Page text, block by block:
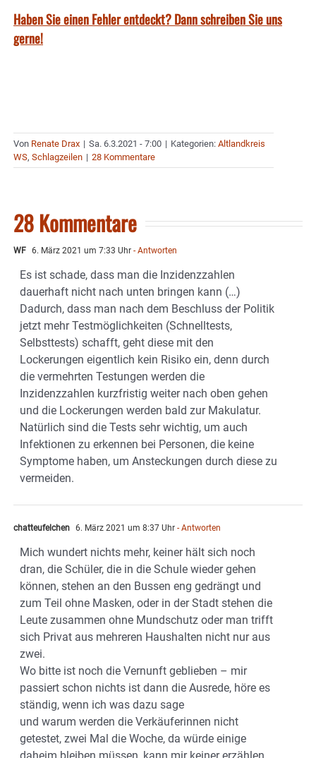
Haben Sie einen Fehler entdeckt? Dann schreiben Sie uns
gerne!
Von Renate Drax | Sa. 6.3.2021 - 7:00 | Kategorien: Altlandkreis
WS, Schlagzeilen | 28 Kommentare
28 Kommentare
WF 6. März 2021 um 7:33 Uhr - Antworten
Es ist schade, dass man die Inzidenzzahlen
dauerhaft nicht nach unten bringen kann (…)
Dadurch, dass man nach dem Beschluss der Politik
jetzt mehr Testmöglichkeiten (Schnelltests,
Selbsttests) schafft, geht diese mit den
Lockerungen eigentlich kein Risiko ein, denn durch
die vermehrten Testungen werden die
Inzidenzzahlen kurzfristig weiter nach oben gehen
und die Lockerungen werden bald zur Makulatur.
Natürlich sind die Tests sehr wichtig, um auch
Infektionen zu erkennen bei Personen, die keine
Symptome haben, um Ansteckungen durch diese zu
vermeiden.
chatteufelchen 6. März 2021 um 8:37 Uhr - Antworten
Mich wundert nichts mehr, keiner hält sich noch
dran, die Schüler, die in die Schule wieder gehen
können, stehen an den Bussen eng gedrängt und
zum Teil ohne Masken, oder in der Stadt stehen die
Leute zusammen ohne Mundschutz oder man trifft
sich Privat aus mehreren Haushalten nicht nur aus
zwei.
Wo bitte ist noch die Vernunft geblieben – mir
passiert schon nichts ist dann die Ausrede, höre es
ständig, wenn ich was dazu sage
und warum werden die Verkäuferinnen nicht
getestet, zwei Mal die Woche, da würde einige